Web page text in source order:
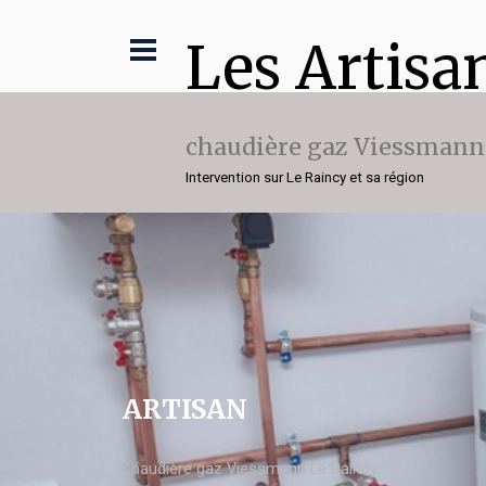
Les
chaudière gaz Viessmann
Intervention sur Le Raincy et sa région
ARTISAN
chaudière gaz Viessmann Le Raincy